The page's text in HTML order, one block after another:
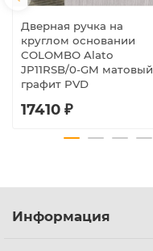
Дверная ручка на
круглом основании
COLOMBO Alato
JP11RSB/0-GM матовый
графит PVD
17410 ₽
Информация